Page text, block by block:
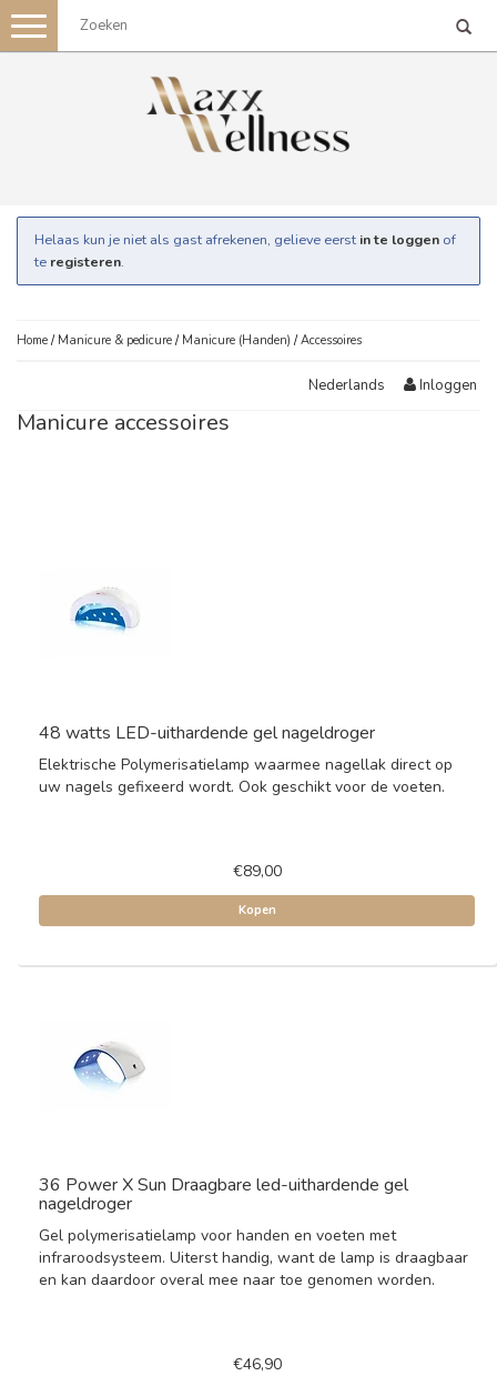
Toggle
navigation
Helaas kun je niet als gast afrekenen, gelieve eerst in te loggen of
te registeren.
Home / Manicure & pedicure / Manicure (Handen) /Accessoires
Nederlands Inloggen
Manicure accessoires
48 watts LED-uithardende gel nageldroger
Elektrische Polymerisatielamp waarmee nagellak direct op
uw nagels gefixeerd wordt. Ook geschikt voor de voeten.
€89,00
Kopen
36 Power X Sun Draagbare led-uithardende gel
nageldroger
Gel polymerisatielamp voor handen en voeten met
infraroodsysteem. Uiterst handig, want de lamp is draagbaar
en kan daardoor overal mee naar toe genomen worden.
€46,90